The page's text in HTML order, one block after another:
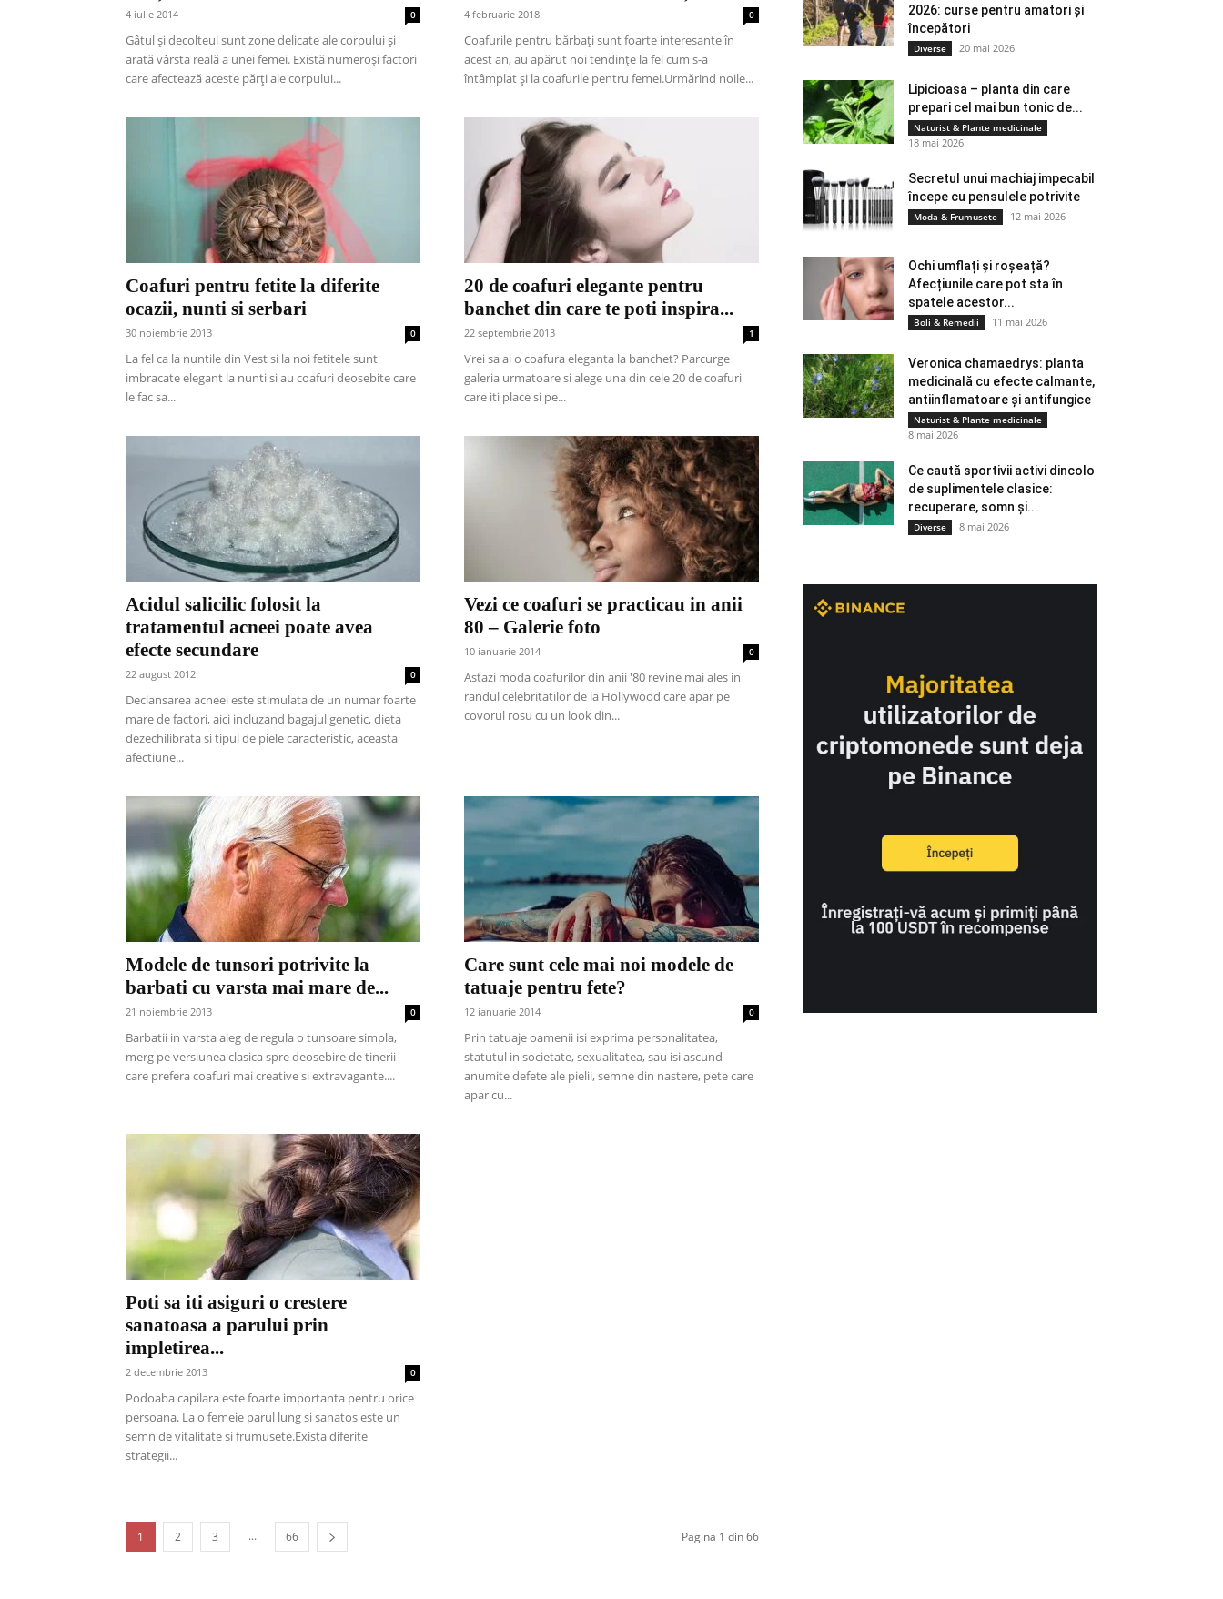
4 iulie 2014 0
Gâtul și decolteul sunt zone delicate ale corpului și
arată vârsta reală a unei femei. Există numeroși factori
care afectează aceste părți ale corpului...
4 februarie 2018 0
Coafurile pentru bărbați sunt foarte interesante în
acest an, au apărut noi tendințe la fel cum s-a
întâmplat și la coafurile pentru femei.Urmărind noile...
Coafuri pentru fetite la diferite
ocazii, nunti si serbari
30 noiembrie 2013 0
La fel ca la nuntile din Vest si la noi fetitele sunt
imbracate elegant la nunti si au coafuri deosebite care
le fac sa...
20 de coafuri elegante pentru
banchet din care te poti inspira...
22 septembrie 2013 1
Vrei sa ai o coafura eleganta la banchet? Parcurge
galeria urmatoare si alege una din cele 20 de coafuri
care iti place si pe...
Acidul salicilic folosit la
tratamentul acneei poate avea
efecte secundare
22 august 2012 0
Declansarea acneei este stimulata de un numar foarte
mare de factori, aici incluzand bagajul genetic, dieta
dezechilibrata si tipul de piele caracteristic, aceasta
afectiune...
Vezi ce coafuri se practicau in anii
80 – Galerie foto
10 ianuarie 2014 0
Astazi moda coafurilor din anii '80 revine mai ales in
randul celebritatilor de la Hollywood care apar pe
covorul rosu cu un look din...
Modele de tunsori potrivite la
barbati cu varsta mai mare de...
21 noiembrie 2013 0
Barbatii in varsta aleg de regula o tunsoare simpla,
merg pe versiunea clasica spre deosebire de tinerii
care prefera coafuri mai creative si extravagante....
Care sunt cele mai noi modele de
tatuaje pentru fete?
12 ianuarie 2014 0
Prin tatuaje oamenii isi exprima personalitatea,
statutul in societate, sexualitatea, sau isi ascund
anumite defete ale pielii, semne din nastere, pete care
apar cu...
Poti sa iti asiguri o crestere
sanatoasa a parului prin
impletirea...
2 decembrie 2013 0
Podoaba capilara este foarte importanta pentru orice
persoana. La o femeie parul lung si sanatos este un
semn de vitalitate si frumusete.Exista diferite
strategii...
1 2 3 ... 66 Pagina 1 din 66
2026: curse pentru amatori și
începători
Diverse 20 mai 2026
Lipicioasa – planta din care
prepari cel mai bun tonic de...
Naturist & Plante medicinale
18 mai 2026
Secretul unui machiaj impecabil
începe cu pensulele potrivite
Moda & Frumusete 12 mai 2026
Ochi umflați și roșeață?
Afecțiunile care pot sta în
spatele acestor...
Boli & Remedii 11 mai 2026
Veronica chamaedrys: planta
medicinală cu efecte calmante,
antiinflamatoare și antifungice
Naturist & Plante medicinale
8 mai 2026
Ce caută sportivii activi dincolo
de suplimentele clasice:
recuperare, somn și...
Diverse 8 mai 2026